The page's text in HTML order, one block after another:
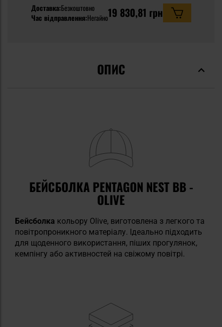
Доставка:Безкоштовно
Час відправлення:Негайно19 830,81 грн
ОПИС
БЕЙСБОЛКА PENTAGON NEST BB -
OLIVE
Бейсболка кольору Olive, виготовлена з легкого та
повітропроникного матеріалу. Ідеально підходить
для щоденного використання, піших прогулянок,
кемпінгу або активностей на свіжому повітрі.